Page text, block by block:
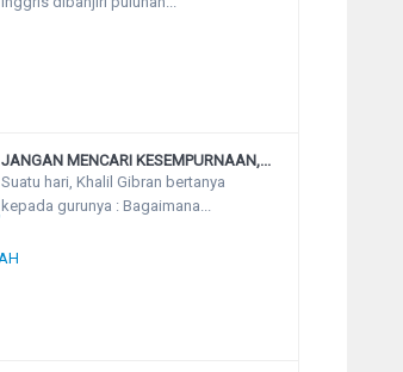
JANGAN MENCARI KESEMPURNAAN,...
Suatu hari, Khalil Gibran bertanya
kepada gurunya : Bagaimana...